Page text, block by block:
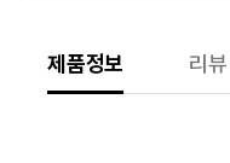
제품정보 리뷰